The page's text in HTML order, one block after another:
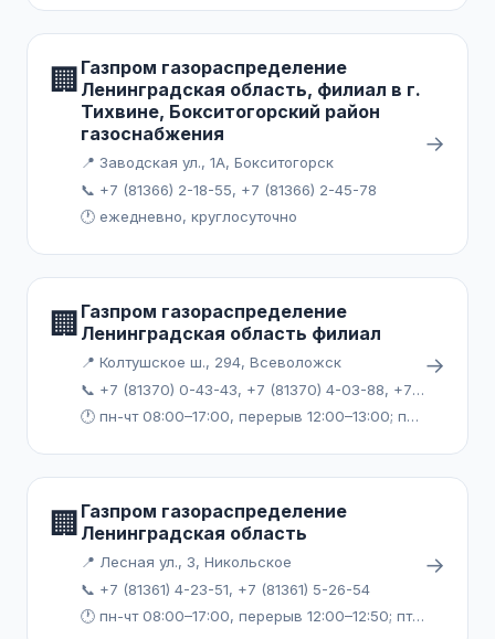
🏢 Газпром газораспределение
Ленинградская область, филиал в г.
Тихвине, Бокситогорский район
газоснабжения
📍 Заводская ул., 1А, Бокситогорск
📞 +7 (81366) 2-18-55, +7 (81366) 2-45-78
🕐 ежедневно, круглосуточно
→
🏢 Газпром газораспределение
Ленинградская область филиал
📍 Колтушское ш., 294, Всеволожск
📞 +7 (81370) 0-43-43, +7 (81370) 4-03-88, +7 (81370) 7-72-46
🕐 пн-чт 08:00–17:00, перерыв 12:00–13:00; пт 08:00–16:00, перерыв 12:00–13:00
→
🏢 Газпром газораспределение
Ленинградская область
📍 Лесная ул., 3, Никольское
📞 +7 (81361) 4-23-51, +7 (81361) 5-26-54
🕐 пн-чт 08:00–17:00, перерыв 12:00–12:50; пт 08:00–16:00, перерыв 12:00–12:50
→